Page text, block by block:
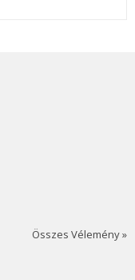
Összes Vélemény »